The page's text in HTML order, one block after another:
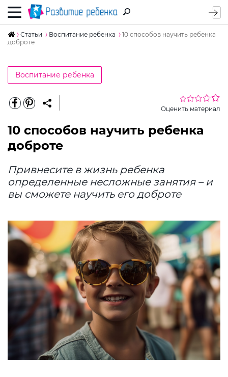
Статьи Воспитание ребенка
10 способов научить ребенка
доброте
Воспитание ребенка
Оценить материал
10 способов научить ребенка
доброте
Привнесите в жизнь ребенка
определенные несложные занятия – и
вы сможете научить его доброте